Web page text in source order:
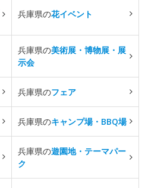
兵庫県の花イベント
兵庫県の美術展・博物展・展
示会
兵庫県のフェア
兵庫県のキャンプ場・BBQ場
兵庫県の遊園地・テーマパー
ク